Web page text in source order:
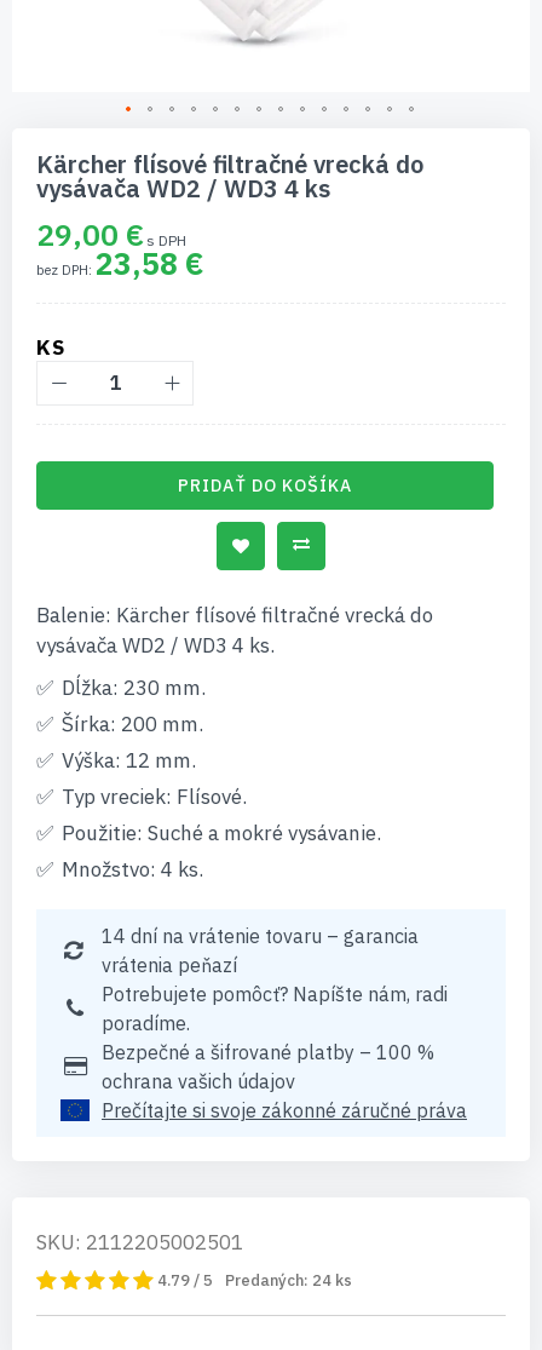
začiatok
galérie
Kärcher flísové filtračné vrecká do
vysávača WD2 / WD3 4 ks
29,00 €
23,58 €
KS
PRIDAŤ DO KOŠÍKA
Balenie: Kärcher flísové filtračné vrecká do
vysávača WD2 / WD3 4 ks.
Dĺžka: 230 mm.
Šírka: 200 mm.
Výška: 12 mm.
Typ vreciek: Flísové.
Použitie: Suché a mokré vysávanie.
Množstvo: 4 ks.
14 dní na vrátenie tovaru – garancia
vrátenia peňazí
Potrebujete pomôcť? Napíšte nám, radi
poradíme.
Bezpečné a šifrované platby – 100 %
ochrana vašich údajov
Prečítajte si svoje zákonné záručné práva
SKU: 2112205002501
4.79 / 5 Predaných: 24 ks